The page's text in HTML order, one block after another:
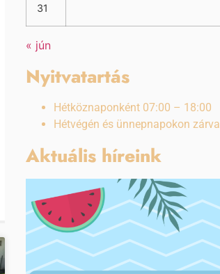
31
« jún
Nyitvatartás
Hétköznaponként 07:00 – 18:00
Hétvégén és ünnepnapokon zárva
Aktuális híreink